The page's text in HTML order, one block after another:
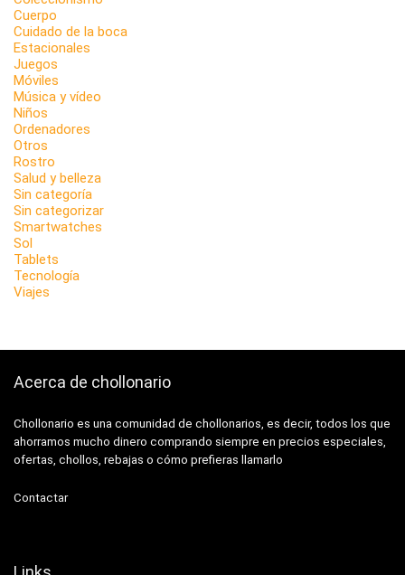
Cuerpo
Cuidado de la boca
Estacionales
Juegos
Móviles
Música y vídeo
Niños
Ordenadores
Otros
Rostro
Salud y belleza
Sin categoría
Sin categorizar
Smartwatches
Sol
Tablets
Tecnología
Viajes
Acerca de chollonario
Chollonario es una comunidad de chollonarios, es decir, todos los que
ahorramos mucho dinero comprando siempre en precios especiales,
ofertas, chollos, rebajas o cómo prefieras llamarlo
Contactar